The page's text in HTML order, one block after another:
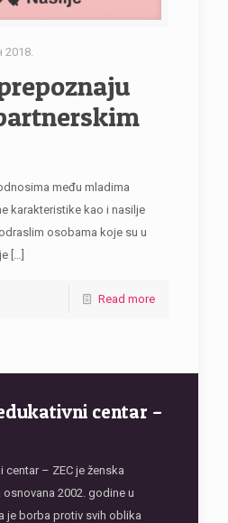
2018.
među mladima
karakteristike kao i nasilje
osobama koje su u
[…]
Read more
centar –
centar – ZEC je ženska
2002. godine u
je borba protiv svih oblika